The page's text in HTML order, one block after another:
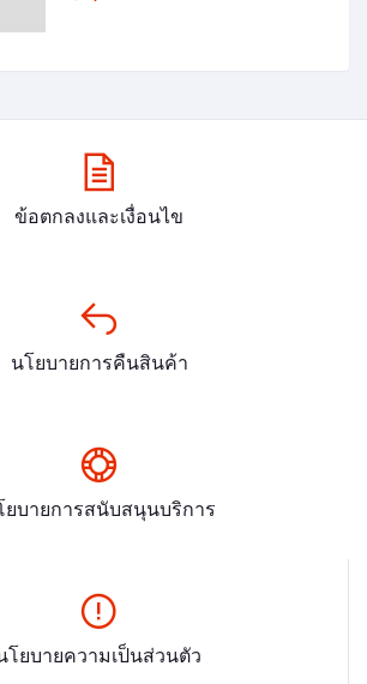
ข้อตกลงและเงื่อนไข
นโยบายการคืนสินค้า
ยบายการสนับสนุนบริการ
โยบายความเป็นส่วนตัว